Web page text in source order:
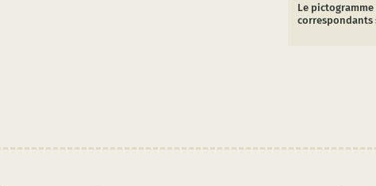
Le
correspondants